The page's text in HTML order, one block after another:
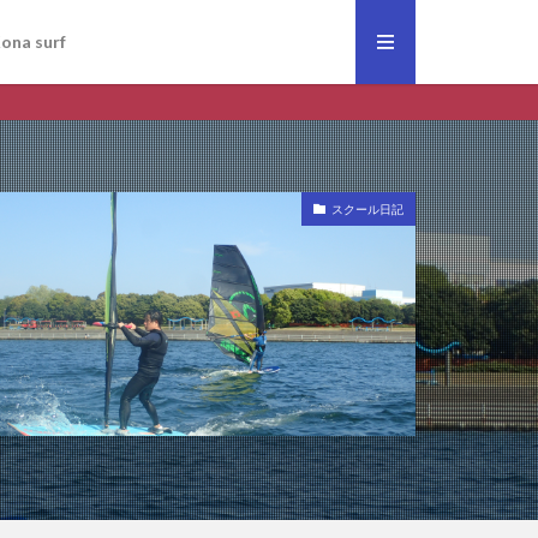
surf
スクール日記